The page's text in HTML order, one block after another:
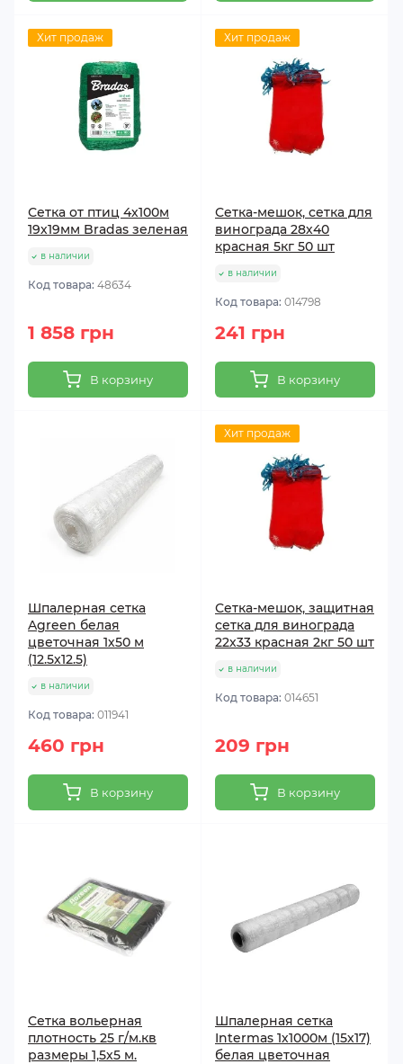
Хит продаж
Сетка от птиц 4х100м
19х19мм Bradas зеленая
в наличии
Код товара: 48634
1 858 грн
В корзину
Хит продаж
Сетка-мешок, сетка для
винограда 28х40
красная 5кг 50 шт
в наличии
Код товара: 014798
241 грн
В корзину
Шпалерная сетка
Agreen белая
цветочная 1х50 м
(12.5х12.5)
в наличии
Код товара: 011941
460 грн
В корзину
Хит продаж
Сетка-мешок, защитная
сетка для винограда
22х33 красная 2кг 50 шт
в наличии
Код товара: 014651
209 грн
В корзину
Сетка вольерная
плотность 25 г/м.кв
размеры 1,5х5 м.
Шпалерная сетка
Intermas 1х1000м (15х17)
белая цветочная